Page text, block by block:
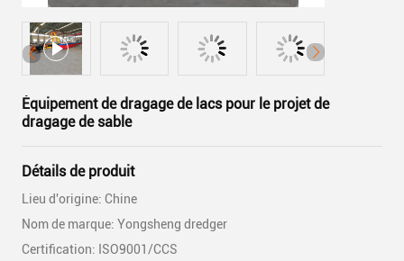
Équipement de dragage de lacs pour le projet de
dragage de sable
Détails de produit
Lieu d'origine: Chine
Nom de marque: Yongsheng dredger
Certification: ISO9001/CCS